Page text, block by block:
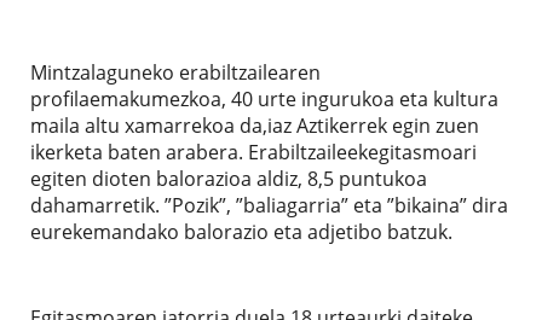
Mintzalaguneko erabiltzailearen
profilaemakumezkoa, 40 urte ingurukoa eta kultura
maila altu xamarrekoa da,iaz Aztikerrek egin zuen
ikerketa baten arabera. Erabiltzaileekegitasmoari
egiten dioten balorazioa aldiz, 8,5 puntukoa
dahamarretik. ”Pozik”, ”baliagarria” eta ”bikaina” dira
eurekemandako balorazio eta adjetibo batzuk.